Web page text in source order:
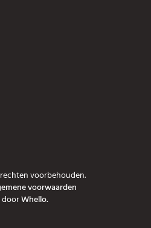
voorbehouden.
voorwaarden
doorWhello.